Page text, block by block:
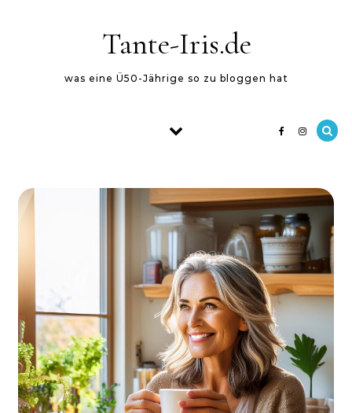
Tante-Iris.de
was eine Ü50-Jährige so zu bloggen hat